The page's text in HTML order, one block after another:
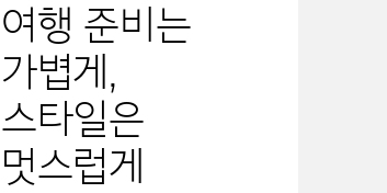
여행 준비는
가볍게,
스타일은
멋스럽게